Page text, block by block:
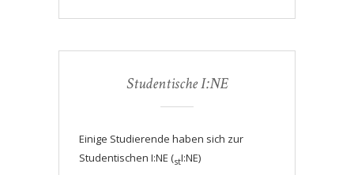
Studentische I:NE
Einige Studierende haben sich zur
Studentischen I:NE (stI:NE)